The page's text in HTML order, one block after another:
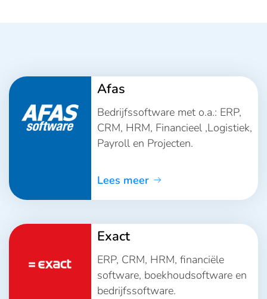
Afas
Bedrijfssoftware met o.a.: ERP,
CRM, HRM, Financieel ,Logistiek,
Payroll en Projecten.
Lees meer
Exact
ERP, CRM, HRM, financiële
software, boekhoudsoftware en
bedrijfssoftware.